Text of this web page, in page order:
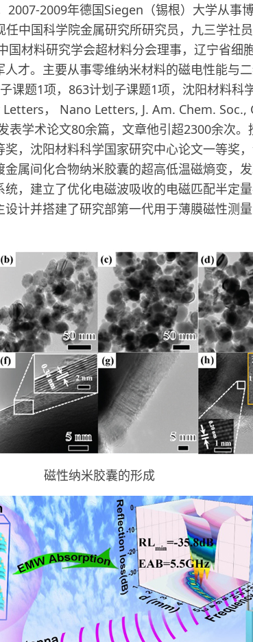
2009年德国Siegen（锡根）大学从事
中国科学院金属研究所研究员，九三学社
材料研究学会超材料分会理事，辽宁省细
才。主要从事零维纳米材料的磁电性能与
课题1项，863计划子课题1项，沈阳材料科
， Nano Letters, J. Am. Chem. Soc.,
学术论文80余篇，文章他引超2300余次
，沈阳材料科学国家研究中心论文一等奖
属间化合物纳米胶囊的超高低温磁熵变，
，建立了优化电磁波吸收的电磁匹配半定
计并搭建了研究部第一代用于薄膜磁性测
磁性纳米胶囊的形成